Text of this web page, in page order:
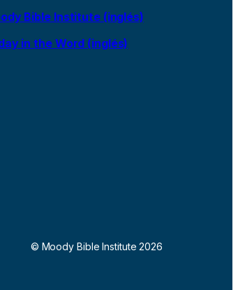
Bible Institute (inglés)
in the Word (inglés)
© Moody Bible Institute 2026